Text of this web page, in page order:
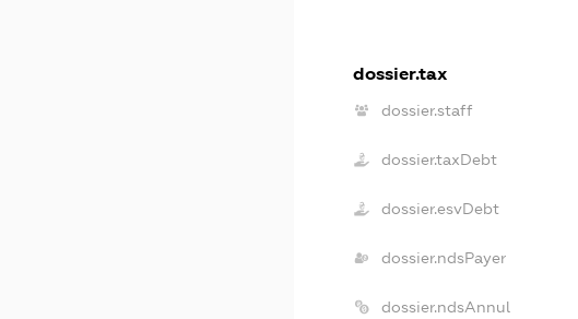
dossier.tax
dossier.staff
dossier.taxDebt
dossier.esvDebt
dossier.ndsPayer
dossier.ndsAnnul